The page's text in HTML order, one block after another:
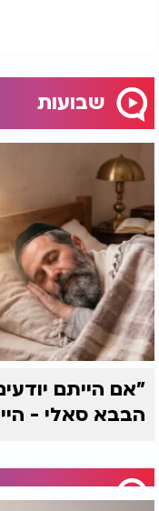
שבועות
הבבא סאלי -